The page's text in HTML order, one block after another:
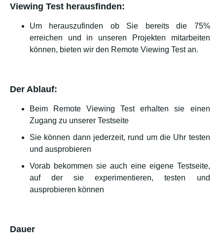
Viewing Test herausfinden:
Um herauszufinden ob Sie bereits die 75%
erreichen und in unseren Projekten mitarbeiten
können, bieten wir den Remote Viewing Test an.
Der Ablauf:
Beim Remote Viewing Test erhalten sie einen
Zugang zu unserer Testseite
Sie können dann jederzeit, rund um die Uhr testen
und ausprobieren
Vorab bekommen sie auch eine eigene Testseite,
auf der sie experimentieren, testen und
ausprobieren können
Dauer